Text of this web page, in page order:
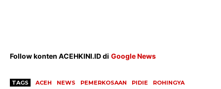
Hiburan
Olahraga
Follow konten ACEHKINI.ID di Google News
TAGS ACEH NEWS PEMERKOSAAN PIDIE ROHINGYA